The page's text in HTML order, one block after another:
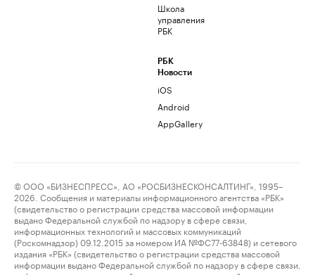
Школа
управления
РБК
РБК
Новости
iOS
Android
AppGallery
© ООО «БИЗНЕСПРЕСС», АО «РОСБИЗНЕСКОНСАЛТИНГ», 1995–
2026. Сообщения и материалы информационного агентства «РБК»
(свидетельство о регистрации средства массовой информации
выдано Федеральной службой по надзору в сфере связи,
информационных технологий и массовых коммуникаций
(Роскомнадзор) 09.12.2015 за номером ИА №ФС77-63848) и сетевого
издания «РБК» (свидетельство о регистрации средства массовой
информации выдано Федеральной службой по надзору в сфере связи,